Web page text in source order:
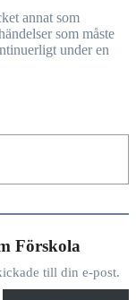
annat som
som måste
under en
Förskola
till din e-post.